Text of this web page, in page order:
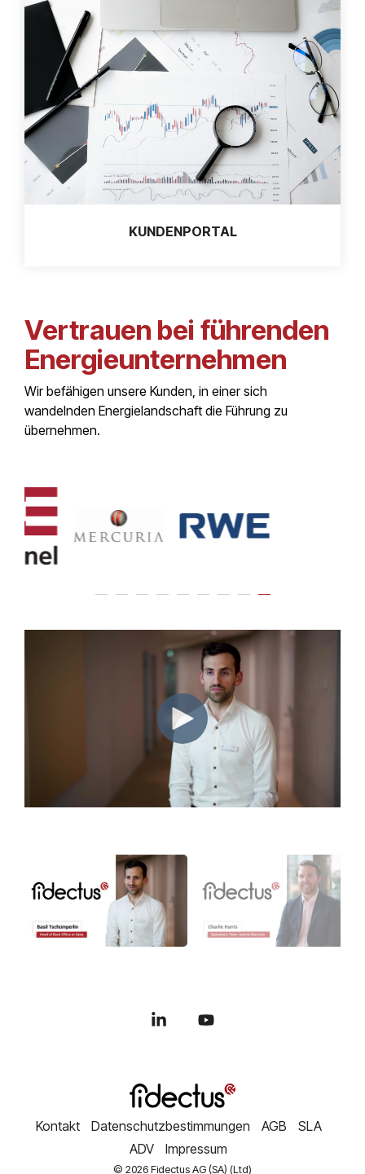
KUNDENPORTAL
Vertrauen bei führenden
Energieunternehmen
Wir befähigen unsere Kunden, in einer sich
wandelnden Energielandschaft die Führung zu
übernehmen.
Kontakt Datenschutzbestimmungen AGB
SLA
ADV
Impressum
© 2026 Fidectus AG (SA) (Ltd)
Linkedin